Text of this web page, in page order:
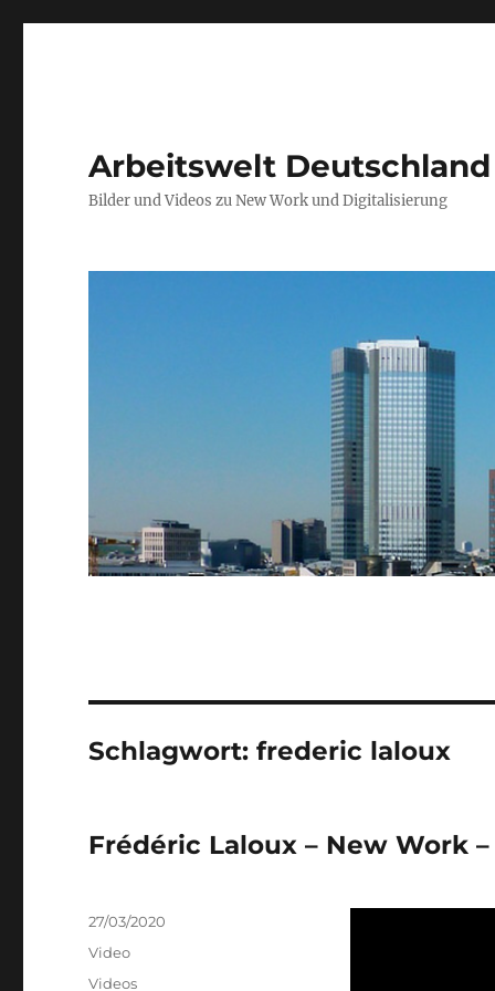
Arbeitswelt Deutschland
Bilder und Videos zu New Work und Digitalisierung
Schlagwort:frederic laloux
Frédéric Laloux – New Work
Veröffentlicht
am
27/03/2020
Format
Video
Kategorien
Videos